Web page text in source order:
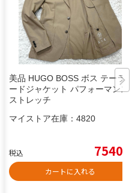
美品 HUGO BOSS ボス テーラ
ードジャケット パフォーマンス
ストレッチ
マイストア在庫： 4820
税込 7540
カートに入れる